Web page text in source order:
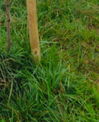
Dzięki
aktualności na
Promocyjne
podstawie
witryny
trzecich lub
te działają w
wiadomości,
Więcej